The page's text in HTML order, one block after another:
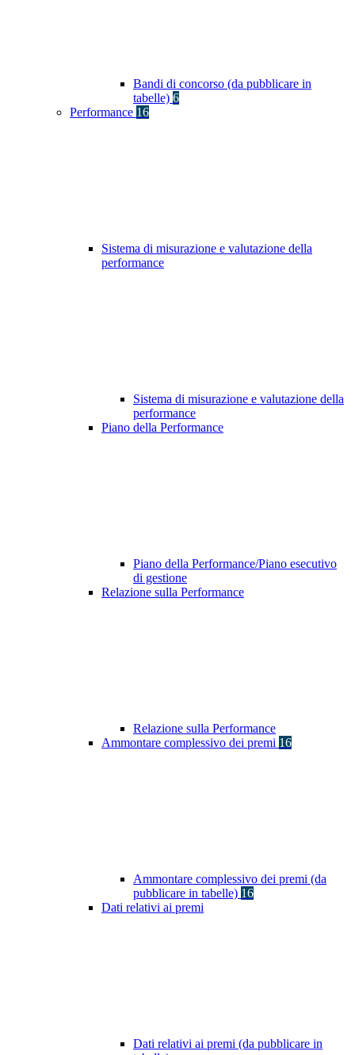
Bandi di concorso (da pubblicare in
tabelle) 6
Performance 16
Sistema di misurazione e valutazione della
performance
Sistema di misurazione e valutazione della
performance
Piano della Performance
Piano della Performance/Piano esecutivo
di gestione
Relazione sulla Performance
Relazione sulla Performance
Ammontare complessivo dei premi 16
Ammontare complessivo dei premi (da
pubblicare in tabelle) 16
Dati relativi ai premi
Dati relativi ai premi (da pubblicare in